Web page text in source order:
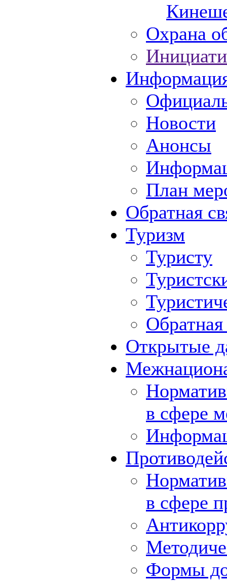
Охрана
Новости
Анонсы
План
Обратная
Туризм
Туристу
Обратная
Открытые
в сфере
в сфере
Формы